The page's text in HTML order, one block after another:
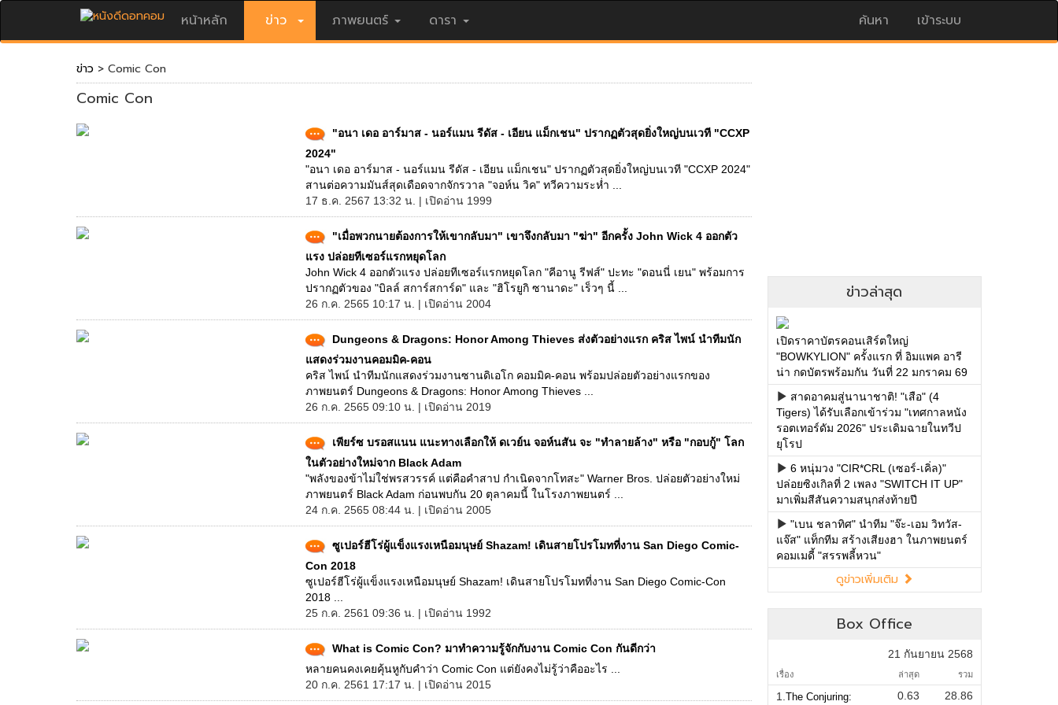
หน้าหลัก ข่าว ภาพยนตร์ ดารา ค้นหา เข้าระบบ
ข่าว > Comic Con
Comic Con
"อนา เดอ อาร์มาส - นอร์แมน รีดัส - เอียน แม็กเชน" ปรากฏตัวสุดยิ่งใหญ่บนเวที "CCXP
2024"
"อนา เดอ อาร์มาส - นอร์แมน รีดัส - เอียน แม็กเชน" ปรากฏตัวสุดยิ่งใหญ่บนเวที "CCXP 2024"
สานต่อความมันส์สุดเดือดจากจักรวาล "จอห์น วิค" ทวีความระห่ำ ...
17 ธ.ค. 2567 13:32 น. | เปิดอ่าน 1999
"เมื่อพวกนายต้องการให้เขากลับมา" เขาจึงกลับมา "ฆ่า" อีกครั้ง John Wick 4 ออกตัว
แรง ปล่อยทีเซอร์แรกหยุดโลก
John Wick 4 ออกตัวแรง ปล่อยทีเซอร์แรกหยุดโลก "คีอานู รีฟส์" ปะทะ "ดอนนี่ เยน" พร้อมการ
ปรากฏตัวของ "บิลล์ สการ์สการ์ด" และ "ฮิโรยูกิ ซานาดะ" เร็วๆ นี้ ...
26 ก.ค. 2565 10:17 น. | เปิดอ่าน 2004
Dungeons & Dragons: Honor Among Thieves ส่งตัวอย่างแรก คริส ไพน์ นำทีมนัก
แสดงร่วมงานคอมมิค-คอน
คริส ไพน์ นำทีมนักแสดงร่วมงานซานดิเอโก คอมมิค-คอน พร้อมปล่อยตัวอย่างแรกของ
ภาพยนตร์ Dungeons & Dragons: Honor Among Thieves ...
26 ก.ค. 2565 09:10 น. | เปิดอ่าน 2019
เพียร์ซ บรอสแนน แนะทางเลือกให้ ดเวย์น จอห์นสัน จะ "ทำลายล้าง" หรือ "กอบกู้" โลก
ในตัวอย่างใหม่จาก Black Adam
"พลังของข้าไม่ใช่พรสวรรค์ แต่คือคำสาป กำเนิดจากโทสะ" Warner Bros. ปล่อยตัวอย่างใหม่
ภาพยนตร์ Black Adam ก่อนพบกัน 20 ตุลาคมนี้ ในโรงภาพยนตร์ ...
24 ก.ค. 2565 08:44 น. | เปิดอ่าน 2005
ซูเปอร์ฮีโร่ผู้แข็งแรงเหนือมนุษย์ Shazam! เดินสายโปรโมทที่งาน San Diego Comic-
Con 2018
ซูเปอร์ฮีโร่ผู้แข็งแรงเหนือมนุษย์ Shazam! เดินสายโปรโมทที่งาน San Diego Comic-Con
2018 ...
25 ก.ค. 2561 09:36 น. | เปิดอ่าน 1992
What is Comic Con? มาทำความรู้จักกับงาน Comic Con กันดีกว่า
หลายคนคงเคยคุ้นหูกับคำว่า Comic Con แต่ยังคงไม่รู้ว่าคืออะไร ...
20 ก.ค. 2561 17:17 น. | เปิดอ่าน 2015
ข่าวล่าสุด
เปิดราคาบัตรคอนเสิร์ตใหญ่
"BOWKYLION" ครั้งแรก ที่ อิมแพค อารี
น่า กดบัตรพร้อมกัน วันที่ 22 มกราคม 69
สาดอาคมสู่นานาชาติ! "เสือ" (4
Tigers) ได้รับเลือกเข้าร่วม "เทศกาลหนัง
รอตเทอร์ดัม 2026" ประเดิมฉายในทวีป
ยุโรป
6 หนุ่มวง "CIR*CRL (เซอร์-เคิ่ล)"
ปล่อยซิงเกิลที่ 2 เพลง "SWITCH IT UP"
มาเพิ่มสีสันความสนุกส่งท้ายปี
"เบน ชลาทิศ" นำทีม "จ๊ะ-เอม วิทวัส-
แจ๊ส" แท็กทีม สร้างเสียงฮา ในภาพยนตร์
คอมเมดี้ "สรรพลี้หวน"
ดูข่าวเพิ่มเติม
Box Office
21 กันยายน 2568
เรื่อง ล่าสุด รวม
1. The Conjuring: 0.63 28.86